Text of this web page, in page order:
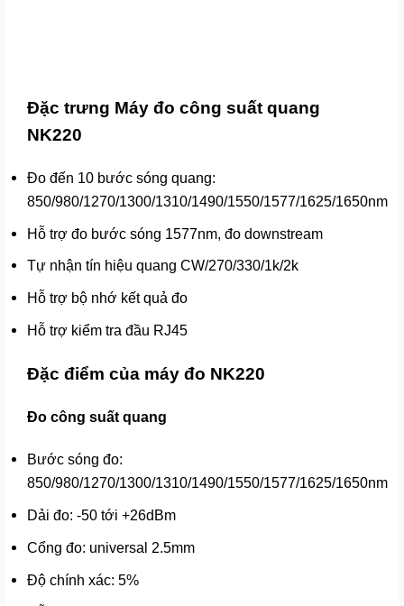
Đặc trưng Máy đo công suất quang
NK220
Đo đến 10 bước sóng quang:
850/980/1270/1300/1310/1490/1550/1577/1625/1650nm
Hỗ trợ đo bước sóng 1577nm, đo downstream
Tự nhận tín hiệu quang CW/270/330/1k/2k
Hỗ trợ bộ nhớ kết quả đo
Hỗ trợ kiểm tra đầu RJ45
Đặc điểm của máy đo NK220
Đo công suất quang
Bước sóng đo:
850/980/1270/1300/1310/1490/1550/1577/1625/1650nm
Dải đo: -50 tới +26dBm
Cổng đo: universal 2.5mm
Độ chính xác: 5%